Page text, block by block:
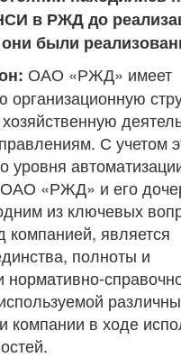
в РЖД до
они были
ОАО «РЖД» имеет
организационную
С учетом
уровня
ОАО «РЖД» и его
из ключевых
компанией, является
полноты и
нормативно-
компании в ходе